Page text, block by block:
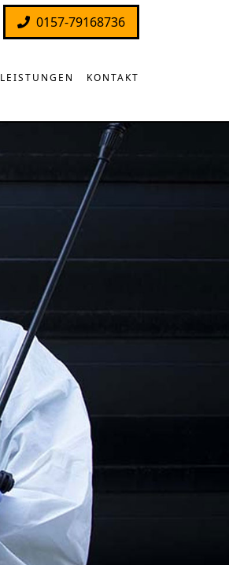
0157-79168736
LEISTUNGEN KONTAKT